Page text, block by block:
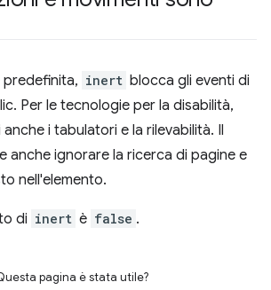
predefinita, inert blocca gli eventi di
Per le tecnologie per la disabilità,
i tabulatori e la rilevabilità. Il
anche ignorare la ricerca di pagine e
nell'elemento.
di inert è false .
pagina è stata utile?